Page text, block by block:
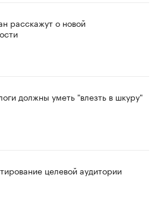
расскажут о новой
должны уметь "влезть в шкуру"
целевой аудитории